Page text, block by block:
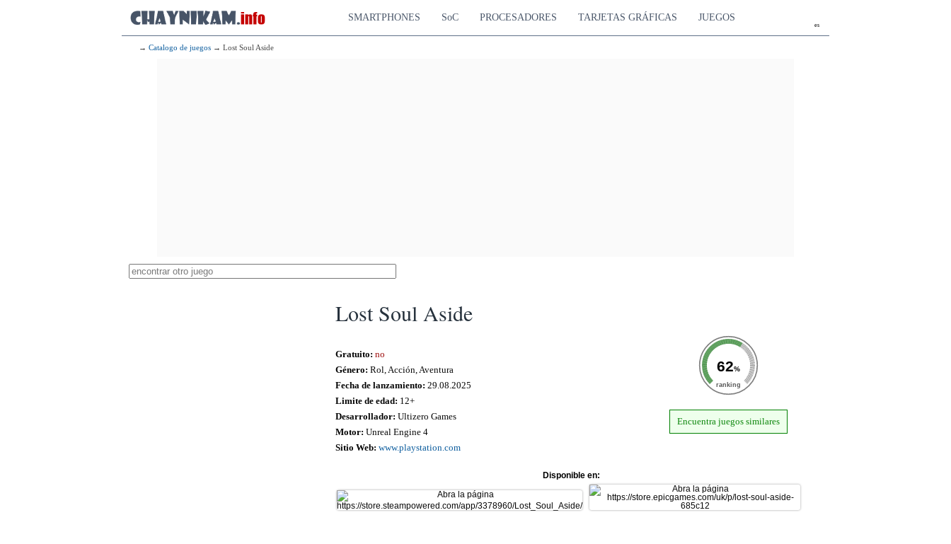
es
SMARTPHONES SoC PROCESADORES TARJETAS GRÁFICAS JUEGOS
→ Catalogo de juegos → Lost Soul Aside
Lost Soul Aside
62%
ranking
Encuentra juegos similares
Gratuito: no
Género: Rol, Acción, Aventura
Fecha de lanzamiento: 29.08.2025
Limite de edad: 12+
Desarrollador: Ultizero Games
Motor: Unreal Engine 4
Sitio Web: www.playstation.com
Disponible en: